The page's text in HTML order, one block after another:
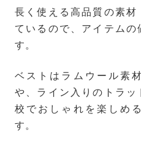
長く使える高品質の素
ているので、アイテム
す。
ベストはラムウール素
や、ライン入りのトラ
校でおしゃれを楽しめ
す。